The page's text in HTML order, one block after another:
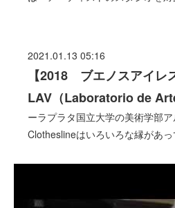
2021.01.13 05:16
【2018 ブエノスアイレ
LAV（Laboratorio de
ーラプラタ国立大学の美術学部
Clotheslineはいろいろな縁があ